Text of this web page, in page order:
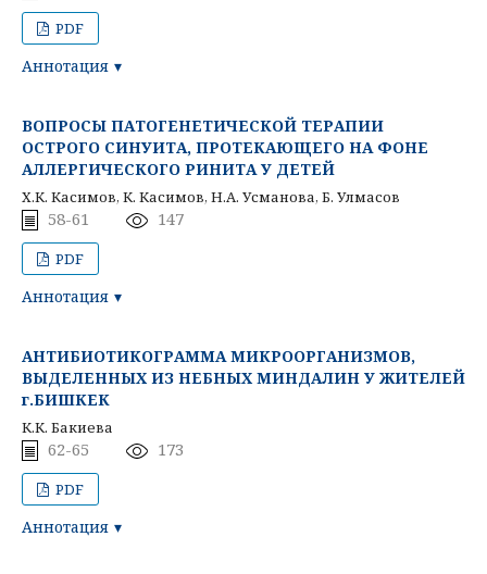
PDF
Аннотация
ВОПРОСЫ ПАТОГЕНЕТИЧЕСКОЙ ТЕРАПИИ
ОСТРОГО СИНУИТА, ПРОТЕКАЮЩЕГО НА ФОНЕ
АЛЛЕРГИЧЕСКОГО РИНИТА У ДЕТЕЙ
Х.К. Касимов, К. Касимов, Н.А. Усманова, Б. Улмасов
58-61 147
PDF
Аннотация
АНТИБИОТИКОГРАММА МИКРООРГАНИЗМОВ,
ВЫДЕЛЕННЫХ ИЗ НЕБНЫХ МИНДАЛИН У ЖИТЕЛЕЙ
г.БИШКЕК
К.К. Бакиева
62-65 173
PDF
Аннотация